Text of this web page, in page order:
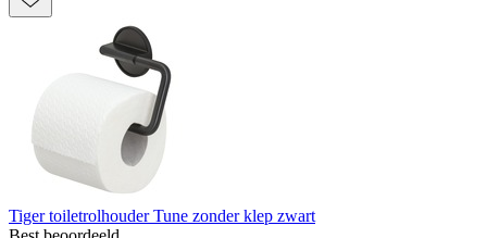
Tiger toiletrolhouder Tune zonder klep zwart